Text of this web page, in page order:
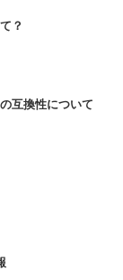
？
互換性について